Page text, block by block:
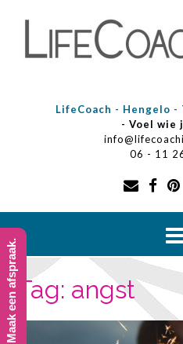
LifeCoach - Hengelo
- Voel wie
06 - 11
Tag: angst
Maak een afspraak.